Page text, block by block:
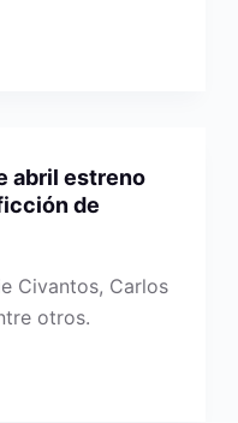
abril estreno
de
Civantos, Carlos
otros.